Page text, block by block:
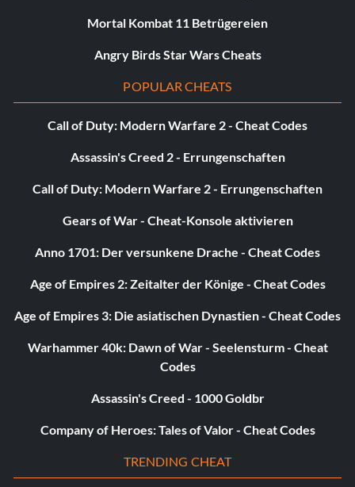
Mortal Kombat 11 Betrügereien
Angry Birds Star Wars Cheats
POPULAR CHEATS
Call of Duty: Modern Warfare 2 - Cheat Codes
Assassin's Creed 2 - Errungenschaften
Call of Duty: Modern Warfare 2 - Errungenschaften
Gears of War - Cheat-Konsole aktivieren
Anno 1701: Der versunkene Drache - Cheat Codes
Age of Empires 2: Zeitalter der Könige - Cheat Codes
Age of Empires 3: Die asiatischen Dynastien - Cheat Codes
Warhammer 40k: Dawn of War - Seelensturm - Cheat
Codes
Assassin's Creed - 1000 Goldbr
Company of Heroes: Tales of Valor - Cheat Codes
TRENDING CHEAT